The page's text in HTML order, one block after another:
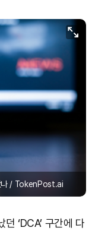
₩91,475,943
나 / TokenPost.ai
‘DCA’ 구간에 다